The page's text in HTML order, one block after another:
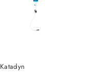
Katadyn